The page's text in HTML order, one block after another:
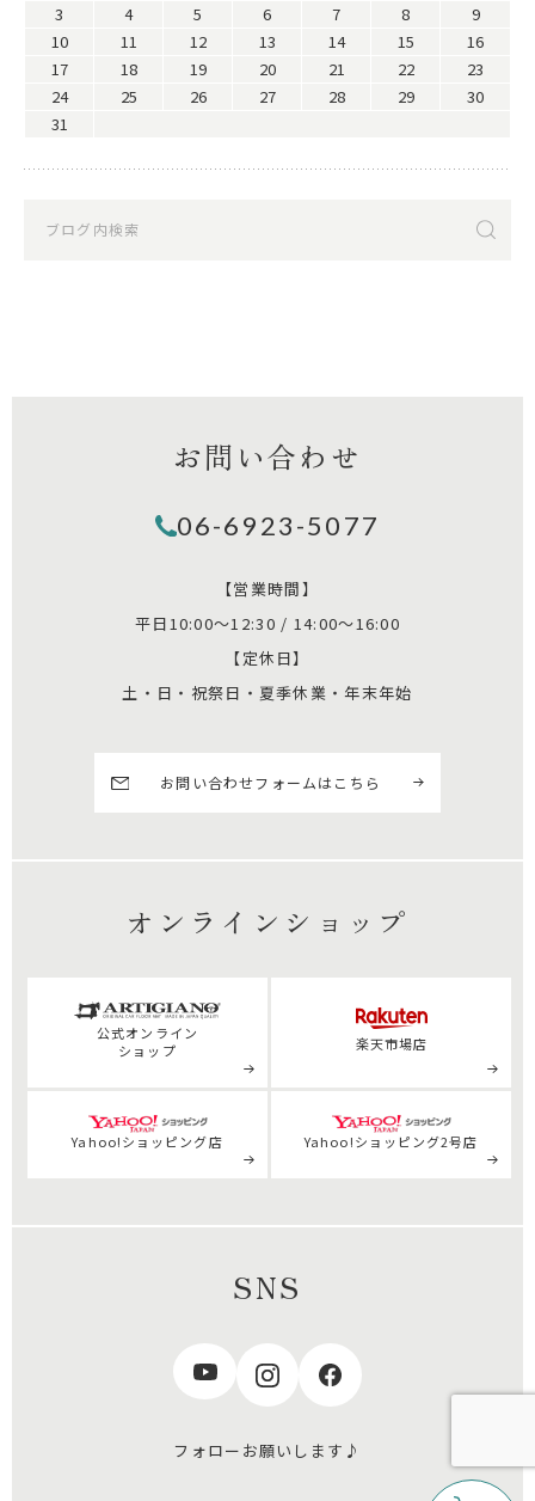
3
4 5 6 7 8
9
10
11 12 13 14 15
16
17
18 19 20 21 22
23
24
25 26 27 28 29
30
31
お問い合わせ
06-6923-5077
【営業時間】
平日10:00～12:30 / 14:00～16:00
【定休日】
土・日・祝祭日・夏季休業・年末年始
お問い合わせフォームはこちら
オンラインショップ
公式オンライン
ショップ
楽天市場店
Yahoo!ショッピング店 Yahoo!ショッピング2号店
SNS
フォローお願いします♪